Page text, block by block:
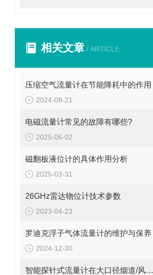
相关文章 / ARTICLE
压缩空气流量计在节能降耗中的作用
2024-08-21
电磁流量计常见的故障有哪些?
2025-06-02
磁翻板液位计的具体作用分析
2025-03-31
26GHz雷达物位计技术参数
2023-04-23
罗迪克浮子气体流量计的维护与保养
2024-12-30
智能探针式流量计在大口径烟道/风管气体流量监测中的应用